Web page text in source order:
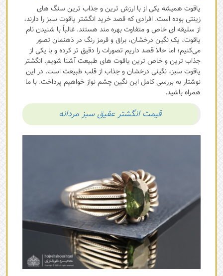
یاقوت همیشه یکی از با ارزش ترین و جذاب ترین سنگ های
زینتی بوده است. افرادی که قصد خرید انگشتر یاقوت سبز را دارند،
از سلیقه ای خاص و متفاوت بهره مند هستند. غالباً با شنیدن نام
یاقوت، یک نگین درخشان، براق و قرمز رنگ در ذهنمان تصور
می‌کنیم؛ اما حالا قصد داریم تصورات را دقیق تر کرده و با یکی از
جذاب ترین و خاص ترین یاقوت های طبیعت آشنا شویم. انگشتر
یاقوت سبز، نگینی درخشان و جذاب از قلب طبیعت است. در این
نوشتار به بررسی کامل این نگین چشم نواز خواهیم پرداخت. با ما
همراه باشید.
قیمت انگشتر عقیق سبز مردانه